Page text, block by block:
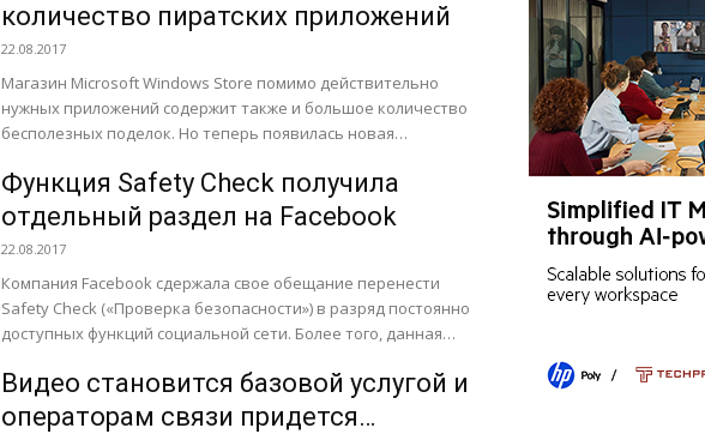
количество пиратских приложений
22.08.2017
Магазин Microsoft Windows Store помимо действительно
нужных приложений содержит также и большое количество
бесполезных поделок. Но теперь появилась новая
Функция Safety Check получила
отдельный раздел на Facebook
22.08.2017
Компания Facebook сдержала свое обещание перенести
Safety Check («Проверка безопасности») в разряд постоянно
доступных функций социальной сети. Более того, данная
Видео становится базовой услугой и
операторам связи придется